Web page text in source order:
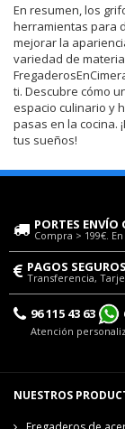
En resumen, los
herramientas para
mejorar la
variedad de
ti. Descubre cómo
espacio culinario y
pasas en la cocina.
tus sueños!
PORTES ENVÍO
Compra > 199€.
PAGOS SEGUROS
Transferencia,
96 115 43 63
Atención
NUESTROS